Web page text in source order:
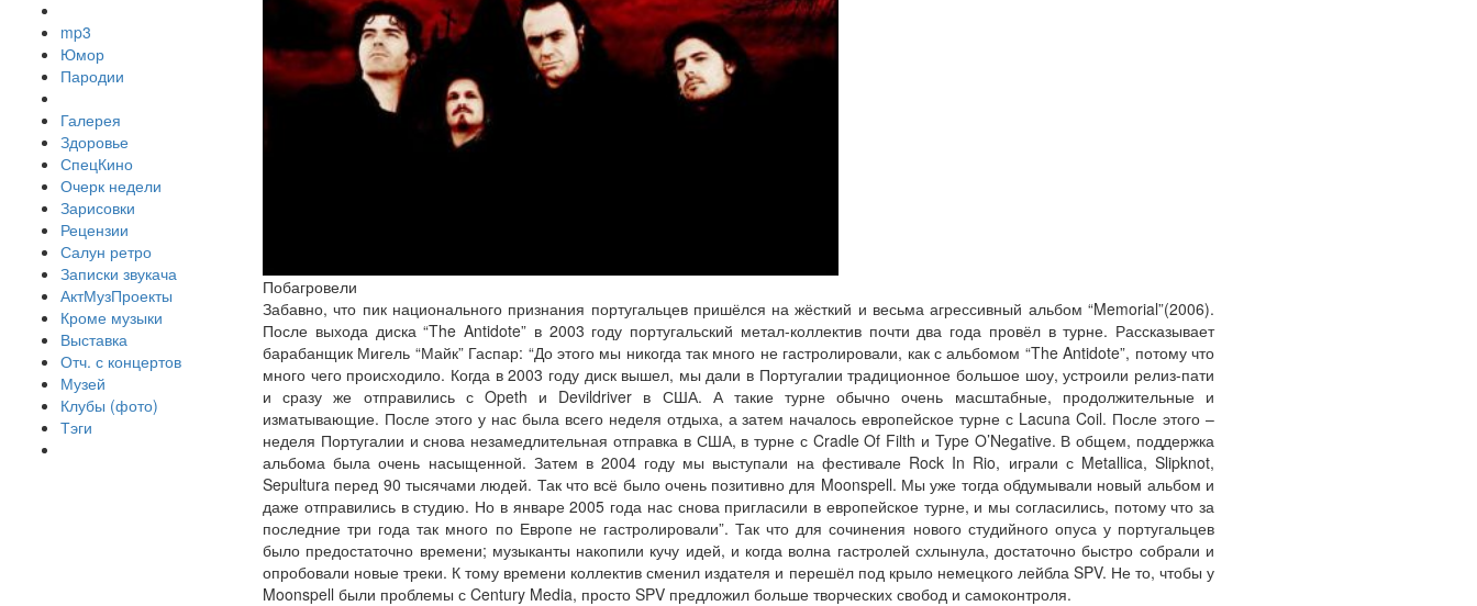
mp3
Юмор
Пародии
Галерея
Здоровье
СпецКино
Очерк недели
Зарисовки
Рецензии
Салун ретро
Записки звукача
АктМузПроекты
Кроме музыки
Выставка
Отч. с концертов
Музей
Клубы (фото)
Тэги
Побагровели
Забавно, что пик национального признания португальцев пришёлся на жёсткий и весьма агрессивный альбом “Memorial”(2006).
После выхода диска “The Antidote” в 2003 году португальский метал-коллектив почти два года провёл в турне. Рассказывает
барабанщик Мигель “Майк” Гаспар: “До этого мы никогда так много не гастролировали, как с альбомом “The Antidote”, потому что
много чего происходило. Когда в 2003 году диск вышел, мы дали в Португалии традиционное большое шоу, устроили релиз-пати
и сразу же отправились с Opeth и Devildriver в США. А такие турне обычно очень масштабные, продолжительные и
изматывающие. После этого у нас была всего неделя отдыха, а затем началось европейское турне с Lacuna Coil. После этого –
неделя Португалии и снова незамедлительная отправка в США, в турне с Cradle Of Filth и Type O’Negative. В общем, поддержка
альбома была очень насыщенной. Затем в 2004 году мы выступали на фестивале Rock In Rio, играли с Metallica, Slipknot,
Sepultura перед 90 тысячами людей. Так что всё было очень позитивно для Moonspell. Мы уже тогда обдумывали новый альбом и
даже отправились в студию. Но в январе 2005 года нас снова пригласили в европейское турне, и мы согласились, потому что за
последние три года так много по Европе не гастролировали”. Так что для сочинения нового студийного опуса у португальцев
было предостаточно времени; музыканты накопили кучу идей, и когда волна гастролей схлынула, достаточно быстро собрали и
опробовали новые треки. К тому времени коллектив сменил издателя и перешёл под крыло немецкого лейбла SPV. Не то, чтобы у
Moonspell были проблемы с Century Media, просто SPV предложил больше творческих свобод и самоконтроля.